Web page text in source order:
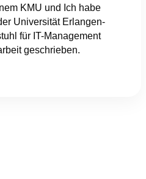
KMU und Ich habe
Universität Erlangen-
für IT-Management
geschrieben.